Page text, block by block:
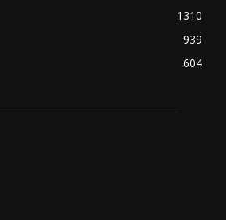
1310
939
604